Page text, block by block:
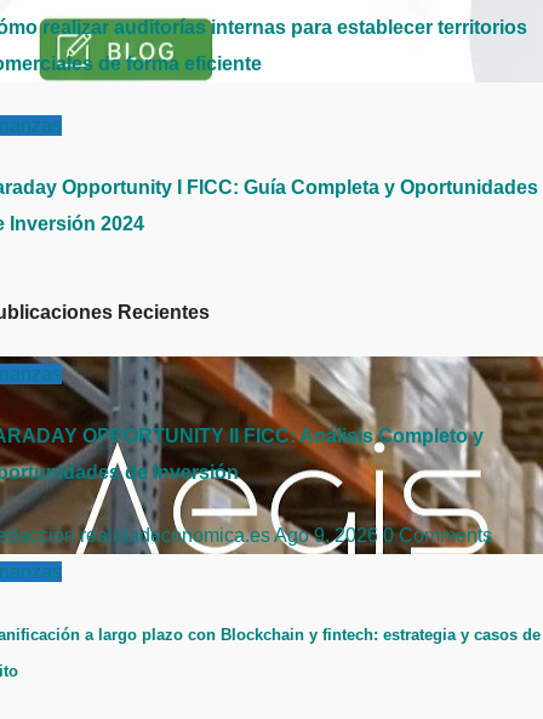
realizar auditorías internas para establecer territorios
de forma eficiente
Opportunity I FICC: Guía Completa y Oportunidades
Inversión 2024
Recientes
OPPORTUNITY II FICC: Análisis Completo y
de Inversión
realidadeconomica.esAgo 9, 2026 0 Comments
a largo plazo con Blockchain y fintech: estrategia y casos de